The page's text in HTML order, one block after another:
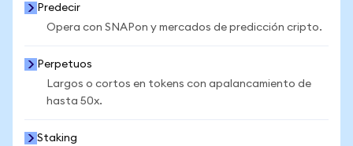
Predecir
Opera con SNAPon y mercados de predicción cripto.
Perpetuos
Largos o cortos en tokens con apalancamiento de
hasta 50x.
Staking